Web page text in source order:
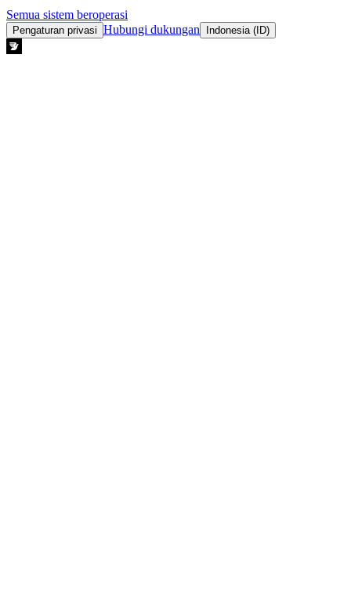
Semua sistem beroperasi
Pengaturan privasi Hubungi dukungan Indonesia (ID)